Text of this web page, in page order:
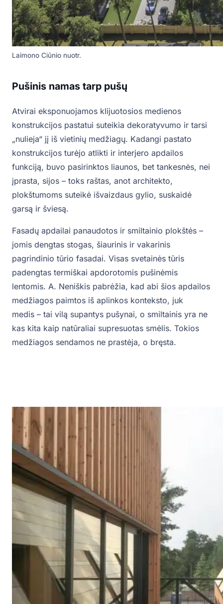
Laimono Ciūnio nuotr.
Pušinis namas tarp pušų
Atvirai eksponuojamos klijuotosios medienos
konstrukcijos pastatui suteikia dekoratyvumo ir tarsi
„nulieja“ jį iš vietinių medžiagų. Kadangi pastato
konstrukcijos turėjo atlikti ir interjero apdailos
funkciją, buvo pasirinktos liaunos, bet tankesnės, nei
įprasta, sijos – toks raštas, anot architekto,
plokštumoms suteikė išvaizdaus gylio, suskaidė
garsą ir šviesą.
Fasadų apdailai panaudotos ir smiltainio plokštės –
jomis dengtas stogas, šiaurinis ir vakarinis
pagrindinio tūrio fasadai. Visas svetainės tūris
padengtas termiškai apdorotomis pušinėmis
lentomis. A. Neniškis pabrėžia, kad abi šios apdailos
medžiagos paimtos iš aplinkos konteksto, juk
medis – tai vilą supantys pušynai, o smiltainis yra ne
kas kita kaip natūraliai supresuotas smėlis. Tokios
medžiagos sendamos ne prastėja, o bręsta.